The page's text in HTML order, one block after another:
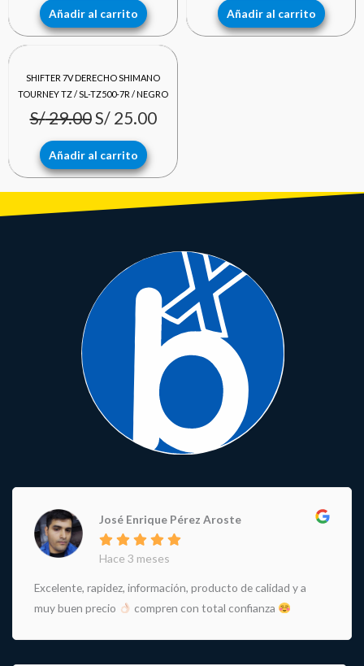
era:
S/ 52.00.S/ 48.00.
Añadir al carrito
era:
S/ 42.00.S/
Añadir al carrito
SHIFTER 7V DERECHO SHIMANO
TOURNEY TZ / SL-TZ500-7R / NEGRO
S/29.00
precio
original
era:
S/ 29.00.
S/25.00
precio
actual
S/ 25.00.
Añadir al carrito
José Enrique Pérez Aroste
Hace 3 meses
Excelente, rapidez, información, producto de calidad y a
muy buen precio
compren con total confianza